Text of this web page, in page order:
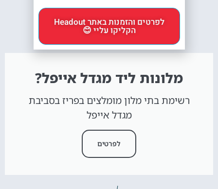
מלונות ליד מגדל אייפל?
רשימת בתי מלון מומלצים בפריז בסביבת
מגדל אייפל
לפרטים
לפרטים והזמנות באתר Headout
הקליקו עליי 😊